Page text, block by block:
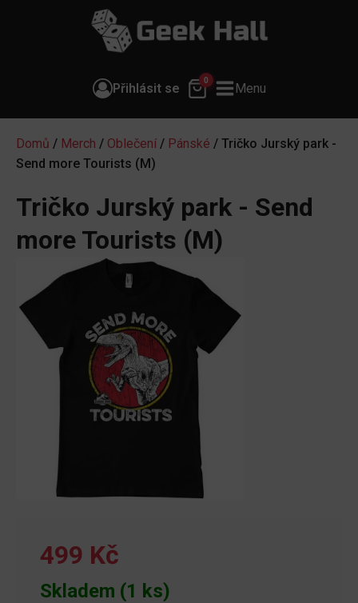
Přihlásit se
0
Menu
Domů / Merch / Oblečení / Pánské / Tričko Jurský park -
Send more Tourists (M)
Tričko Jurský park - Send
more Tourists (M)
499 Kč
Skladem (1 ks)